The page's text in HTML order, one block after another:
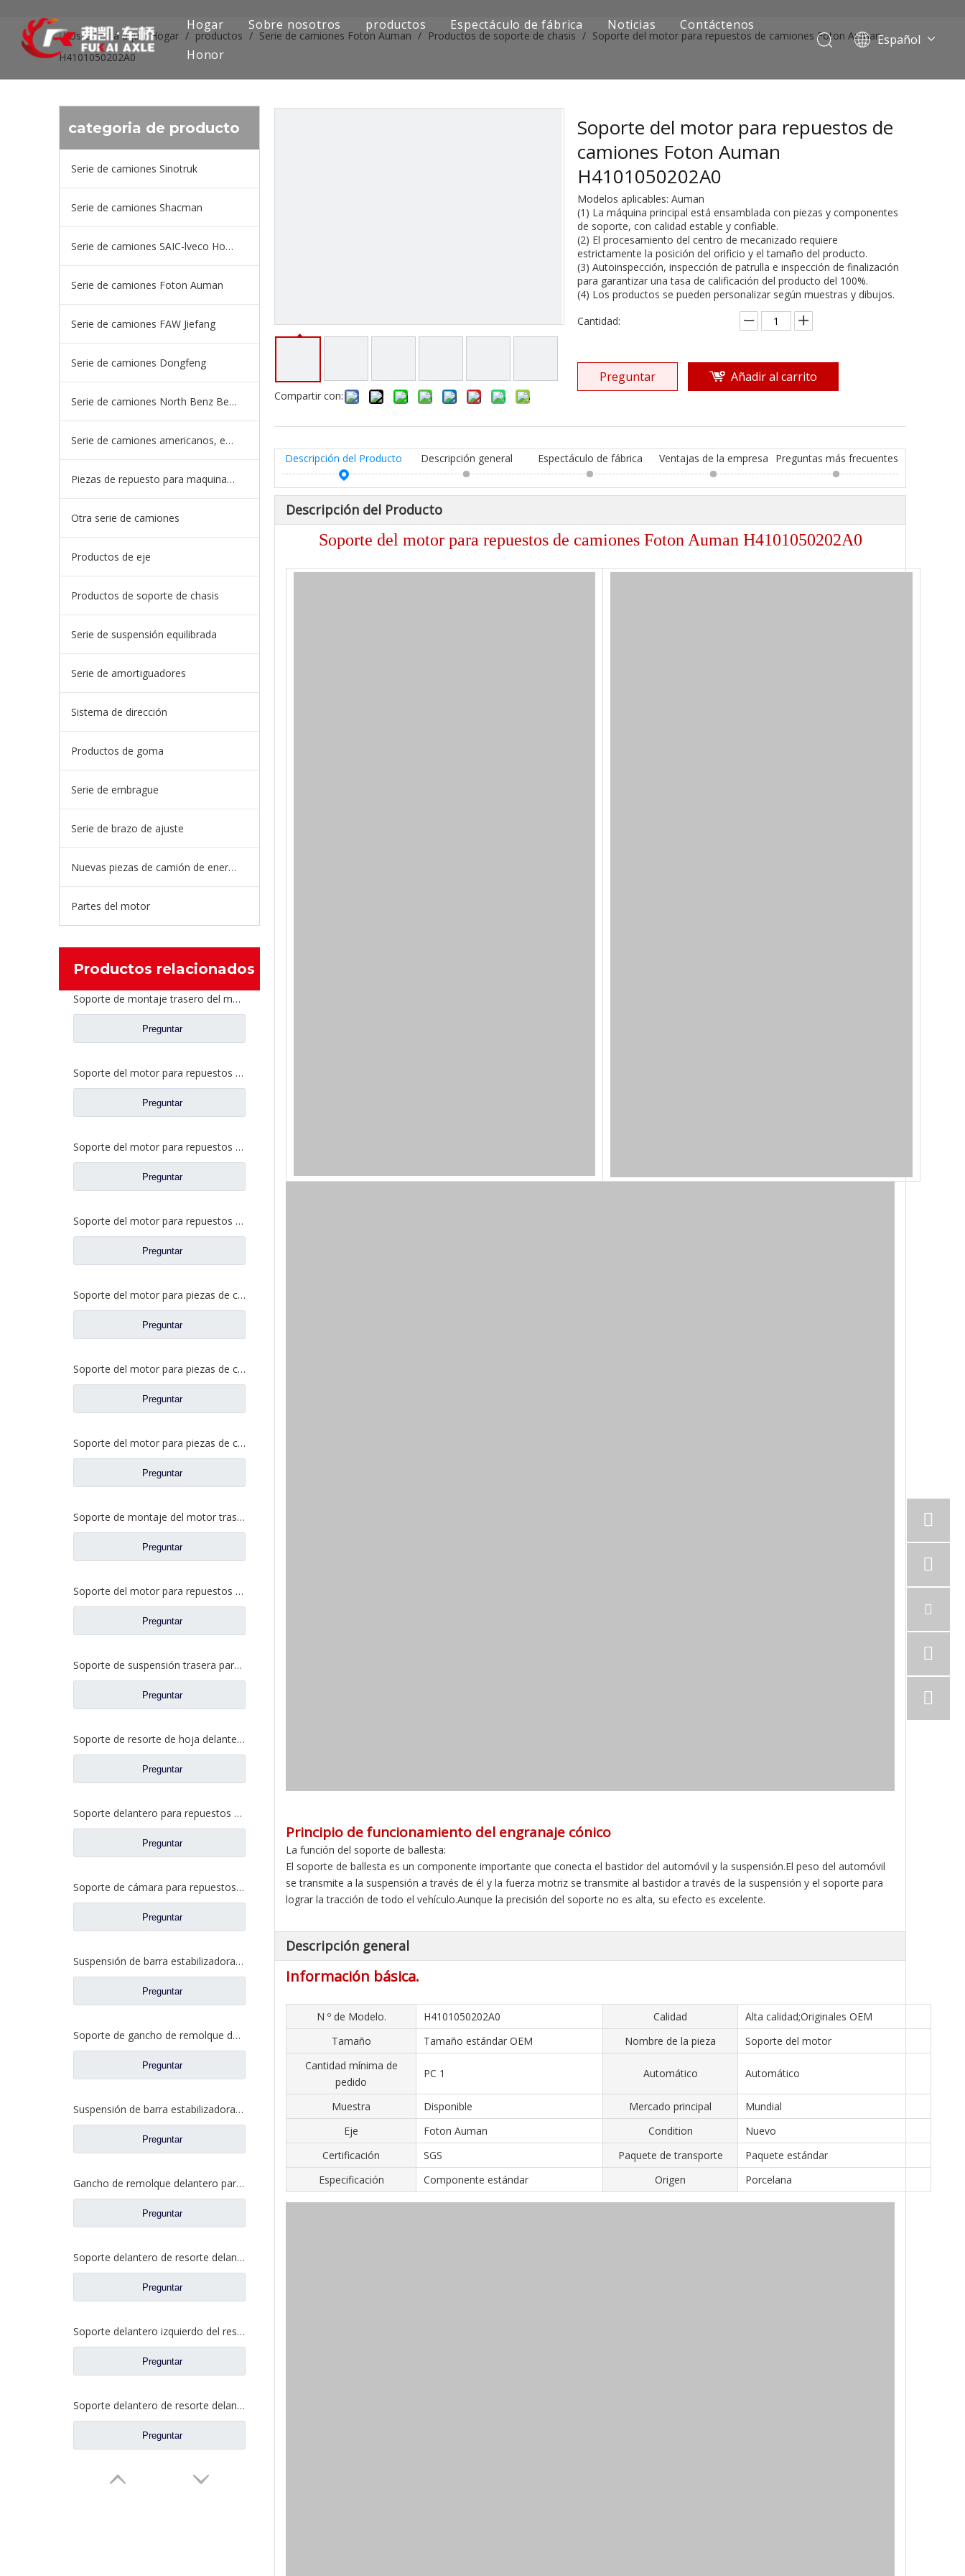
Hogar Sobre nosotros productos
Serie de camiones SAIC-lveco Hongyan
Serie de camiones europea y japonesa
Piezas de repuesto para maquinaria de ingeniería de camiones mineros
Espectáculo de fábrica Noticias
Contáctenos
Honor
Español
Pусский
العربية
Usted está aquí: Hogar / productos / Serie de camiones Foton Auman / Productos de soporte de chasis / Soporte del motor para repuestos de camiones Foton Auman
H4101050202A0
categoria de producto
Serie de camiones Sinotruk
Serie de camiones Shacman
Serie de camiones SAIC-lveco Hongyan
Serie de camiones Foton Auman
Serie de camiones FAW Jiefang
Serie de camiones Dongfeng
Serie de camiones North Benz Beiben
Serie de camiones americanos, europeos y japoneses
Piezas de repuesto para maquinaria de ingeniería de camiones mineros
Otra serie de camiones
Productos de eje
Productos de soporte de chasis
Serie de suspensión equilibrada
Serie de amortiguadores
Sistema de dirección
Productos de goma
Serie de embrague
Serie de brazo de ajuste
Nuevas piezas de camión de energía
Partes del motor
Productos relacionados
Soporte de montaje trasero del motor para repuestos Foton AumanTruck 1325110102002/1325110102003
Preguntar
Soporte del motor para repuestos de camiones Foton Auman H0101050122A0/H0101050121A0
Preguntar
Soporte del motor para repuestos de camiones Foton Auman 1424110101004/1424110101005
Preguntar
Soporte del motor para repuestos de camiones Foton Auman H4101050302A0/H4101050301A0
Preguntar
Soporte del motor para piezas de camiones pesados ​​Foton Auman H4101050201A0
Preguntar
Soporte del motor para piezas de camiones pesados ​​Foton Auman 1325110102002 1325110102003
Preguntar
Soporte del motor para piezas de camiones pesados ​​Foton Auman H4101050002A0 H4101050001AO
Preguntar
Soporte de montaje del motor trasero para repuestos de camiones Foton Auman H0101050095A0/H0101050096A0
Preguntar
Soporte del motor para repuestos de camiones Foton Auman 1325110102002/1325110102003
Preguntar
Soporte de suspensión trasera para repuestos de camiones Foton Auman H4101050027A0/H4101050028A0
Preguntar
Soporte de resorte de hoja delantera para repuestos de camiones Foton Auman H010100000019R/H010100000018L
Preguntar
Soporte delantero para repuestos de camiones Foton Auman
Preguntar
Soporte de cámara para repuestos de camiones Qingte QT300S72
Preguntar
Suspensión de barra estabilizadora delantera para repuestos Foton Auman H4292191400A0
Preguntar
Soporte de gancho de remolque delantero para repuestos de camiones Foton Auman H0403111010A0
Preguntar
Suspensión de barra estabilizadora delantera para repuestos de camiones Foton Auman 1424229200006
Preguntar
Gancho de remolque delantero para repuestos de camiones Foton Auman 1331340380008
Preguntar
Soporte delantero de resorte delantero para repuestos Foton Auman 1325129202002
Preguntar
Soporte delantero izquierdo del resorte delantero para repuestos Foton Auman H0292190008A0
Preguntar
Soporte delantero de resorte delantero ligero para repuestos de camiones Foton Auman H0292190803A0
Preguntar
Compartir con:
Soporte del motor para repuestos de
camiones Foton Auman
H4101050202A0
Modelos aplicables: Auman
(1) La máquina principal está ensamblada con piezas y componentes
de soporte, con calidad estable y confiable.
(2) El procesamiento del centro de mecanizado requiere
estrictamente la posición del orificio y el tamaño del producto.
(3) Autoinspección, inspección de patrulla e inspección de finalización
para garantizar una tasa de calificación del producto del 100%.
(4) Los productos se pueden personalizar según muestras y dibujos.
Cantidad:
Preguntar Añadir al carrito
Descripción del Producto Descripción general Espectáculo de fábrica Ventajas de la empresa Preguntas más frecuentes
Descripción del Producto
Soporte del motor para repuestos de camiones Foton Auman H4101050202A0
Principio de funcionamiento del engranaje cónico
La función del soporte de ballesta:
El soporte de ballesta es un componente importante que conecta el bastidor del automóvil y la suspensión.El peso del automóvil
se transmite a la suspensión a través de él y la fuerza motriz se transmite al bastidor a través de la suspensión y el soporte para
lograr la tracción de todo el vehículo.Aunque la precisión del soporte no es alta, su efecto es excelente.
Descripción general
Información básica.
N º de Modelo. H4101050202A0 Calidad
Alta calidad;Originales OEM
Tamaño
Tamaño estándar OEM Nombre de la pieza
Soporte del motor
Cantidad mínima de
pedido
PC 1 Automático Automático
Muestra Disponible Mercado principal
Mundial
Eje
Foton Auman Condition
Nuevo
Certificación
SGS Paquete de transporte
Paquete estándar
Especificación
Componente estándar Origen Porcelana